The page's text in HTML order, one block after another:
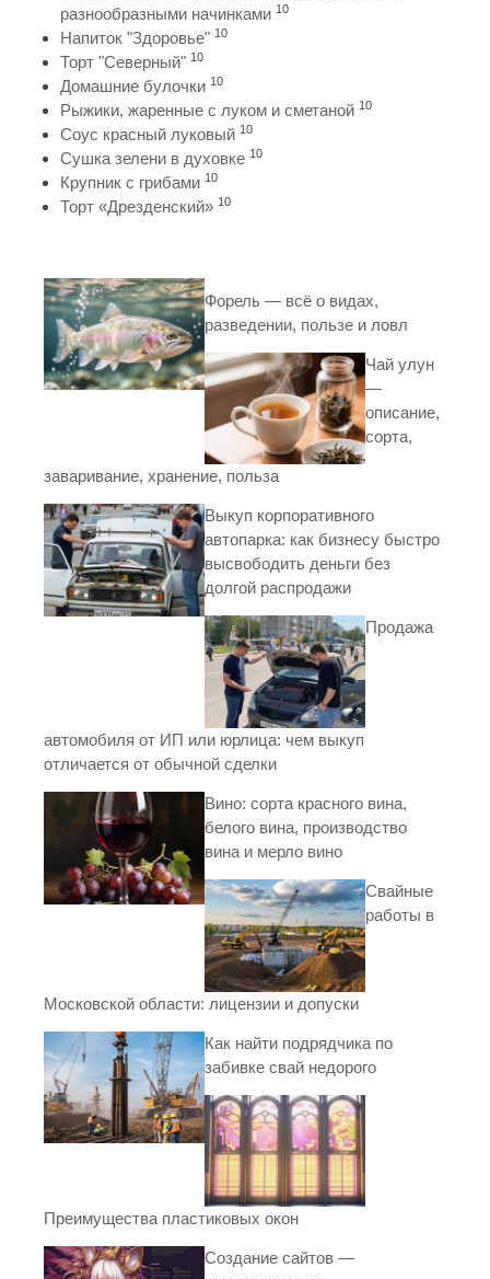
разнообразными начинками 10
Напиток "Здоровье" 10
Торт "Северный" 10
Домашние булочки 10
Рыжики, жаренные с луком и сметаной 10
Соус красный луковый 10
Сушка зелени в духовке 10
Крупник с грибами 10
Торт «Дрезденский» 10
Форель — всё о видах,
разведении, пользе и ловл
Чай улун
—
описание,
сорта,
заваривание, хранение, польза
Выкуп корпоративного
автопарка: как бизнесу быстро
высвободить деньги без
долгой распродажи
Продажа
автомобиля от ИП или юрлица: чем выкуп
отличается от обычной сделки
Вино: сорта красного вина,
белого вина, производство
вина и мерло вино
Свайные
работы в
Московской области: лицензии и допуски
Как найти подрядчика по
забивке свай недорого
Преимущества пластиковых окон
Создание сайтов —